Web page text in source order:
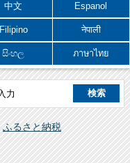
中文 Espanol
Filipino नेपाली
සිංහල ภาษาไทย
ふるさと納税